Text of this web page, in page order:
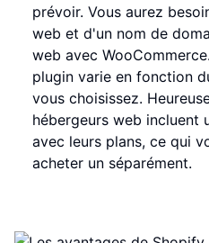
prévoir. Vous aurez
web et d'un nom de
web avec
plugin varie en fonction
vous choisissez.
hébergeurs web incluent
avec leurs plans, ce qui
acheter un séparément.